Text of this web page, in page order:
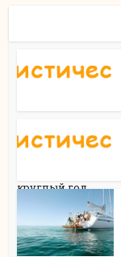
круглый год